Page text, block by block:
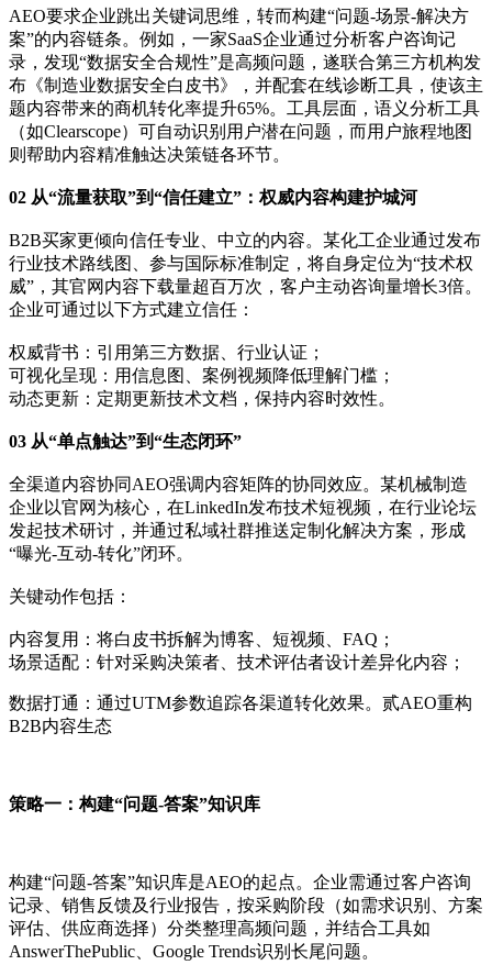
AEO要求企业跳出关键词思维，转而构建“问题-场景-解决方
案”的内容链条。例如，一家SaaS企业通过分析客户咨询记
录，发现“数据安全合规性”是高频问题，遂联合第三方机构发
布《制造业数据安全白皮书》，并配套在线诊断工具，使该主
题内容带来的商机转化率提升65%。工具层面，语义分析工具
（如Clearscope）可自动识别用户潜在问题，而用户旅程地图
则帮助内容精准触达决策链各环节。
02 从“流量获取”到“信任建立”：权威内容构建护城河
B2B买家更倾向信任专业、中立的内容。某化工企业通过发布
行业技术路线图、参与国际标准制定，将自身定位为“技术权
威”，其官网内容下载量超百万次，客户主动咨询量增长3倍。
企业可通过以下方式建立信任：
权威背书：引用第三方数据、行业认证；
可视化呈现：用信息图、案例视频降低理解门槛；
动态更新：定期更新技术文档，保持内容时效性。
03 从“单点触达”到“生态闭环”
全渠道内容协同AEO强调内容矩阵的协同效应。某机械制造
企业以官网为核心，在LinkedIn发布技术短视频，在行业论坛
发起技术研讨，并通过私域社群推送定制化解决方案，形成
“曝光-互动-转化”闭环。
关键动作包括：
内容复用：将白皮书拆解为博客、短视频、FAQ；
场景适配：针对采购决策者、技术评估者设计差异化内容；
数据打通：通过UTM参数追踪各渠道转化效果。贰AEO重构
B2B内容生态
策略一：构建“问题-答案”知识库
构建“问题-答案”知识库是AEO的起点。企业需通过客户咨询
记录、销售反馈及行业报告，按采购阶段（如需求识别、方案
评估、供应商选择）分类整理高频问题，并结合工具如
AnswerThePublic、Google Trends识别长尾问题。